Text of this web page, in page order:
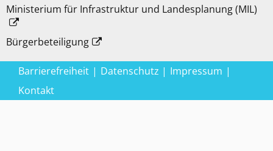
Ministerium für Infrastruktur und Landesplanung (MIL)
Bürgerbeteiligung
Barrierefreiheit Datenschutz
Impressum
Kontakt